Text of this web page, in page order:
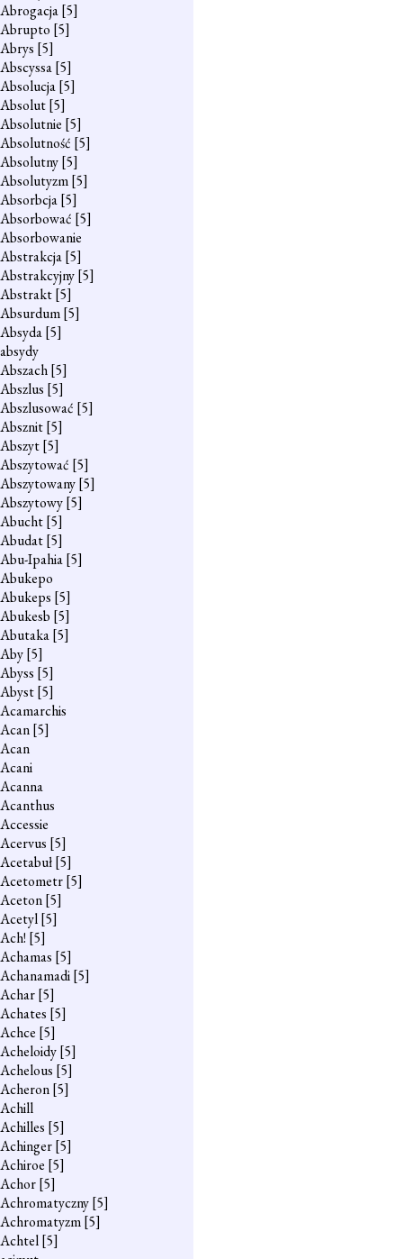
Abrogacja[5]
Abrupto [5]
Abrys [5]
Abscyssa[5]
Absolucja[5]
Absolut[5]
Absolutnie [5]
Absolutność [5]
Absolutny[5]
Absolutyzm[5]
Absorbcja[5]
Absorbować [5]
Absorbowanie
Abstrakcja[5]
Abstrakcyjny[5]
Abstrakt[5]
Absurdum[5]
Absyda[5]
absydy
Abszach[5]
Abszlus [5]
Abszlusować [5]
Absznit[5]
Abszyt[5]
Abszytować [5]
Abszytowany[5]
Abszytowy[5]
Abucht[5]
Abudat[5]
Abu-Ipahia[5]
Abukepo
Abukeps [5]
Abukesb [5]
Abutaka[5]
Aby[5]
Abyss [5]
Abyst[5]
Acamarchis
Acan[5]
Acan
Acani
Acanna
Acanthus
Accessie
Acervus [5]
Acetabuł[5]
Acetometr[5]
Aceton[5]
Acetyl[5]
Ach! [5]
Achamas [5]
Achanamadi[5]
Achar[5]
Achates [5]
Achce [5]
Acheloidy[5]
Achelous [5]
Acheron[5]
Achill
Achilles [5]
Achinger[5]
Achiroe [5]
Achor[5]
Achromatyczny[5]
Achromatyzm[5]
Achtel[5]